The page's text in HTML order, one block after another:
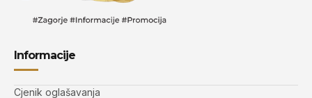
Informacije
Cjenik oglašavanja